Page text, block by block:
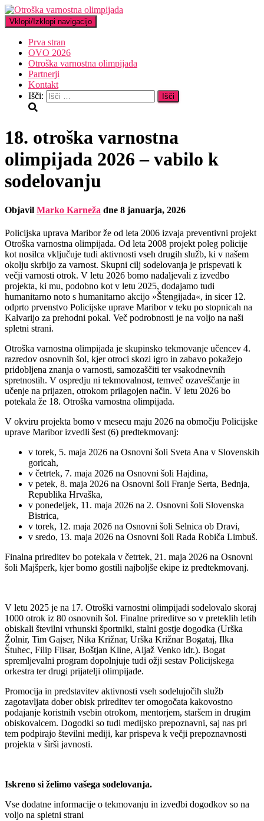
Vklopi/Izklopi navigacijo
Prva stran
OVO 2026
Otroška varnostna olimpijada
Partnerji
Kontakt
Išči:
18. otroška varnostna
olimpijada 2026 – vabilo k
sodelovanju
Objavil Marko Karneža dne 8 januarja, 2026
Policijska uprava Maribor že od leta 2006 izvaja preventivni projekt
Otroška varnostna olimpijada. Od leta 2008 projekt poleg policije
kot nosilca vključuje tudi aktivnosti vseh drugih služb, ki v našem
okolju skrbijo za varnost. Skupni cilj sodelovanja je prispevati k
večji varnosti otrok. V letu 2026 bomo nadaljevali z izvedbo
projekta, ki mu, podobno kot v letu 2025, dodajamo tudi
humanitarno noto s humanitarno akcijo »Štengijada«, in sicer 12.
odprto prvenstvo Policijske uprave Maribor v teku po stopnicah na
Kalvarijo za prehodni pokal. Več podrobnosti je na voljo na naši
spletni strani.
Otroška varnostna olimpijada je skupinsko tekmovanje učencev 4.
razredov osnovnih šol, kjer otroci skozi igro in zabavo pokažejo
pridobljena znanja o varnosti, samozaščiti ter vsakodnevnih
spretnostih. V ospredju ni tekmovalnost, temveč ozaveščanje in
učenje na prijazen, otrokom prilagojen način. V letu 2026 bo
potekala že 18. Otroška varnostna olimpijada.
V okviru projekta bomo v mesecu maju 2026 na območju Policijske
uprave Maribor izvedli šest (6) predtekmovanj:
v torek, 5. maja 2026 na Osnovni šoli Sveta Ana v Slovenskih
goricah,
v četrtek, 7. maja 2026 na Osnovni šoli Hajdina,
v petek, 8. maja 2026 na Osnovni šoli Franje Serta, Bednja,
Republika Hrvaška,
v ponedeljek, 11. maja 2026 na 2. Osnovni šoli Slovenska
Bistrica,
v torek, 12. maja 2026 na Osnovni šoli Selnica ob Dravi,
v sredo, 13. maja 2026 na Osnovni šoli Rada Robiča Limbuš.
Finalna prireditev bo potekala v četrtek, 21. maja 2026 na Osnovni
šoli Majšperk, kjer bomo gostili najboljše ekipe iz predtekmovanj.
V letu 2025 je na 17. Otroški varnostni olimpijadi sodelovalo skoraj
1000 otrok iz 80 osnovnih šol. Finalne prireditve so v preteklih letih
obiskali številni vrhunski športniki, stalni gostje dogodka (Urška
Žolnir, Tim Gajser, Nika Križnar, Urška Križnar Bogataj, Ilka
Štuhec, Filip Flisar, Boštjan Kline, Aljaž Venko idr.). Bogat
spremljevalni program dopolnjuje tudi ožji sestav Policijskega
orkestra ter drugi prijatelji olimpijade.
Promocija in predstavitev aktivnosti vseh sodelujočih služb
zagotavljata dober obisk prireditev ter omogočata kakovostno
podajanje koristnih vsebin otrokom, mentorjem, staršem in drugim
obiskovalcem. Dogodki so tudi medijsko prepoznavni, saj nas pri
tem podpirajo številni mediji, kar prispeva k večji prepoznavnosti
projekta v širši javnosti.
Iskreno si želimo vašega sodelovanja.
Vse dodatne informacije o tekmovanju in izvedbi dogodkov so na
voljo na spletni strani